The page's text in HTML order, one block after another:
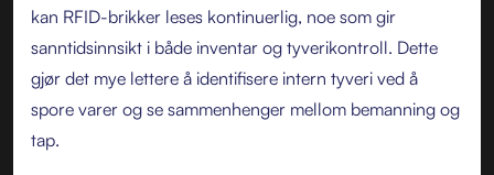
kan RFID-brikker leses kontinuerlig, noe som gir
sanntidsinnsikt i både inventar og tyverikontroll. Dette
gjør det mye lettere å identifisere intern tyveri ved å
spore varer og se sammenhenger mellom bemanning og
tap.